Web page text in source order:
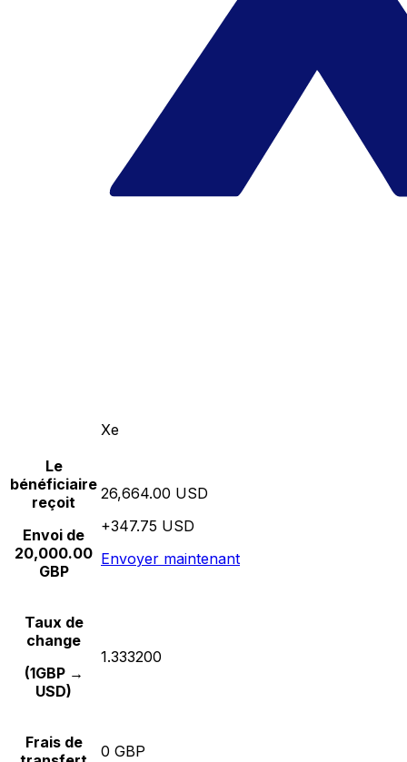
Xe
Le
bénéficiaire
reçoit
Envoi de
20,000.00
GBP
26,664.00 USD
+347.75 USD
Envoyer maintenant
Taux de
change
(1GBP →
USD)
1.333200
Frais de
0 GBP